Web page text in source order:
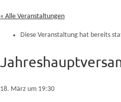
« Alle Veranstaltungen
Diese Veranstaltung hat bereits
18. März um 19:30